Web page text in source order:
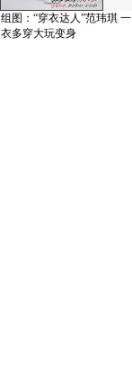
组图：“穿衣达人”范玮琪 一
衣多穿大玩变身